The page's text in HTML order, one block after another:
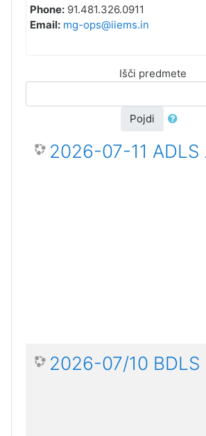
Phone: 91.481.326.0911
Email: mg-ops@iiems.in
Išči predmete
Pojdi
2026-07-11
2026-07/10